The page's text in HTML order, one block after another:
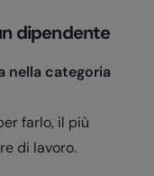
dipendente
nella categoria
farlo, il più
di lavoro.